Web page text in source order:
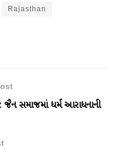
Rajasthan
સમાજમાં ધર્મ આરાધનાની